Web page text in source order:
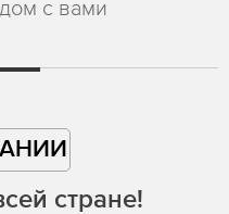
с вами
стране!